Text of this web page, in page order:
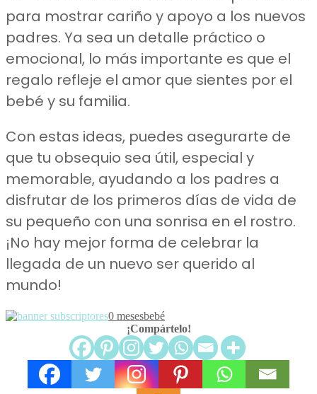
para mostrar cariño y apoyo a los nuevos
padres. Ya sea un detalle práctico o
emocional, lo más importante es que el
regalo refleje el amor que sientes por el
bebé y su familia.
Con estas ideas, puedes asegurarte de
que tu obsequio sea útil, especial y
memorable, ayudando a los padres a
disfrutar de los primeros días de vida de
su pequeño con una sonrisa en el rostro.
¡No hay mejor forma de celebrar la
llegada de un nuevo ser querido al
mundo!
0 mesesbebé
¡Compártelo!